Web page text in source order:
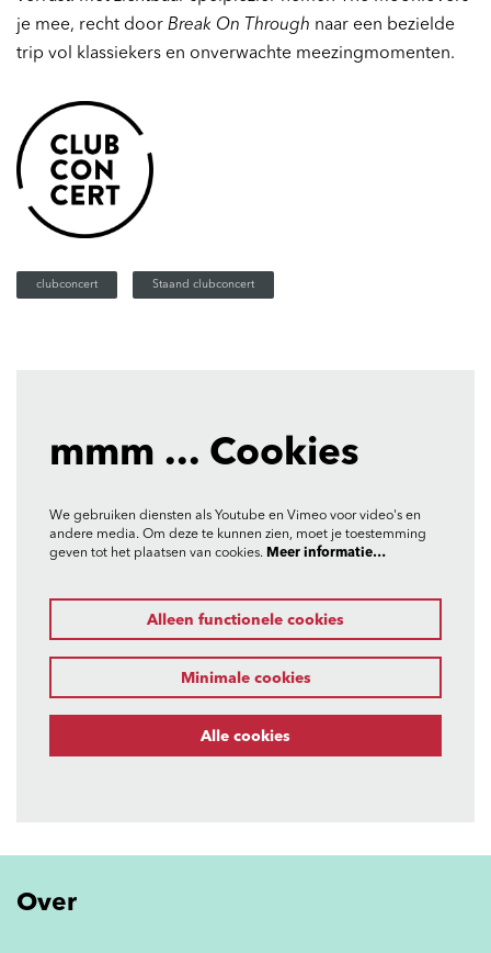
je mee, recht door Break On Through naar een bezielde
trip vol klassiekers en onverwachte meezingmomenten.
clubconcert Staand clubconcert
mmm ... Cookies
We gebruiken diensten als Youtube en Vimeo voor video's en
andere media. Om deze te kunnen zien, moet je toestemming
geven tot het plaatsen van cookies. Meer informatie…
Alleen functionele cookies
Minimale cookies
Alle cookies
Over